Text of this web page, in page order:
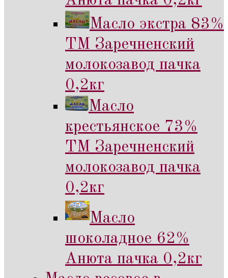
Масло экстра 83%
ТМ Заречненский
молокозавод пачка
0,2кг
Масло
крестьянское 73%
ТМ Заречненский
молокозавод пачка
0,2кг
Масло
шоколадное 62%
Анюта пачка 0,2кг